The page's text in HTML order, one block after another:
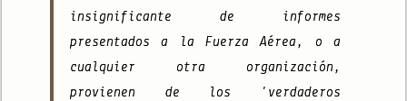
insignificante de informes
presentados a la Fuerza Aérea, o a
cualquier otra organización,
provienen de los 'verdaderos